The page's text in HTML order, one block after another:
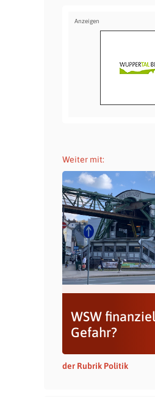
Weiter mit:
WSW
Gefahr?
der Rubrik Politik